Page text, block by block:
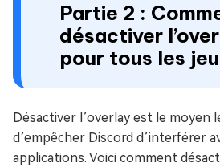
Partie 2 :
désactiver
pour tous les
Désactiver l’overlay est le moyen
d’empêcher Discord d’interférer
applications. Voici comment